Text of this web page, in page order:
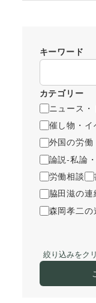
キーワード
カテゴリー
ニュース・
催し物・イ
外国の労働
論説-私論
労働相談
脇田滋の連
森岡孝二の
絞り込みをク